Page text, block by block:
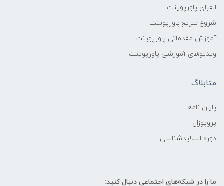
الفبای پاورپوینت
شروع سریع پاورپوینت
آموزش مقدماتی پاورپوینت
ویدیوهای آموزشی پاورپوینت
متابلاگ
پایان نامه
پروپوزال
دوره اسلایدشناسی
ما را در شبکه‌های اجتماعی دنبال کنید: